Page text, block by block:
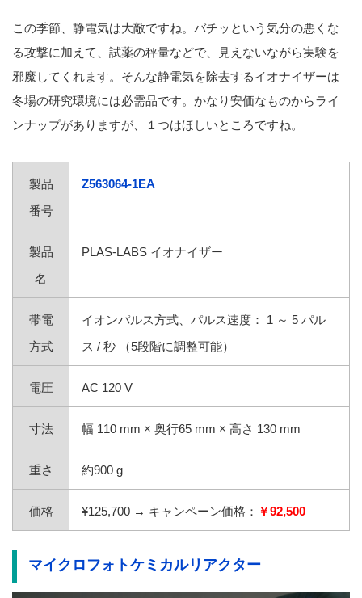
この季節、静電気は大敵ですね。バチッという気分の悪くな
る攻撃に加えて、試薬の秤量などで、見えないながら実験を
邪魔してくれます。そんな静電気を除去するイオナイザーは
冬場の研究環境には必需品です。かなり安価なものからライ
ンナップがありますが、１つはほしいところですね。
製品
番号
Z563064-1EA
製品
名
PLAS-LABS イオナイザー
帯電
方式
イオンパルス方式、パルス速度： 1 ～ 5 パル
ス / 秒 （5段階に調整可能）
電圧 AC 120 V
寸法 幅 110 mm × 奥行65 mm × 高さ 130 mm
重さ 約900 g
価格 ¥125,700 → キャンペーン価格： ￥92,500
マイクロフォトケミカルリアクター